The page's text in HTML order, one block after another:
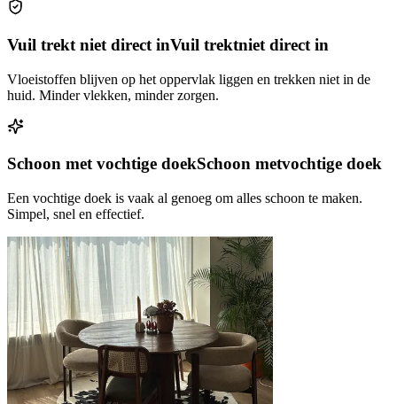
Vuil trekt niet direct inVuil trektniet direct in
Vloeistoffen blijven op het oppervlak liggen en trekken niet in de
huid. Minder vlekken, minder zorgen.
Schoon met vochtige doekSchoon metvochtige doek
Een vochtige doek is vaak al genoeg om alles schoon te maken.
Simpel, snel en effectief.